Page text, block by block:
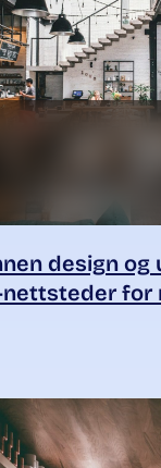
design og
nettsteder for